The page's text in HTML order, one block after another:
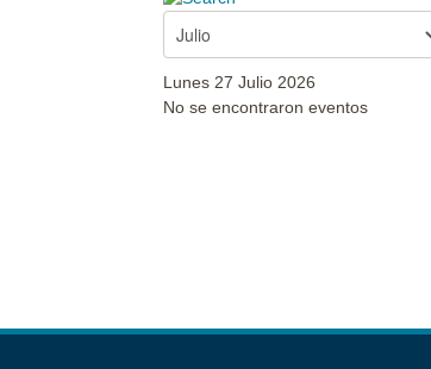
Lunes 27 Julio 2026
No se encontraron eventos